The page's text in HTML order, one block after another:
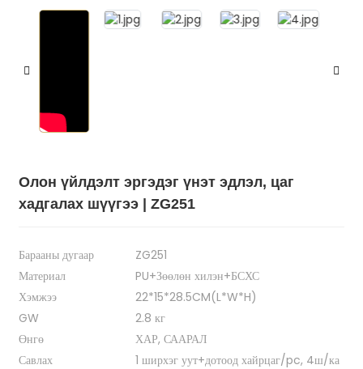
Олон үйлдэлт эргэдэг үнэт эдлэл, цаг
хадгалах шүүгээ | ZG251
Барааны дугаар
ZG251
Материал
PU+Зөөлөн хилэн+БСХС
Хэмжээ
22*15*28.5CM(L*W*H)
GW
2.8 кг
Өнгө
ХАР, СААРАЛ
Савлах
1 ширхэг уут+дотоод хайрцаг/pc, 4ш/ка